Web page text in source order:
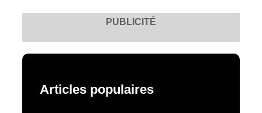
PUBLICITÉ
Articles populaires